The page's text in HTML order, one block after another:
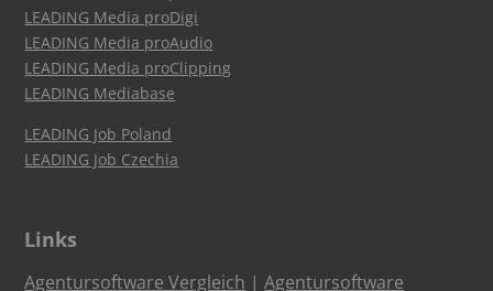
LEADING Media proDigi
LEADING Media proAudio
LEADING Media proClipping
LEADING Mediabase
LEADING Job Poland
LEADING Job Czechia
Links
Agentursoftware Vergleich |Agentursoftware